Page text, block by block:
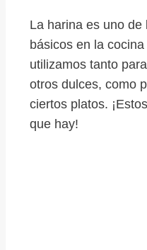
La harina es uno
básicos en la
utilizamos tanto
otros dulces, como
ciertos platos.
que hay!